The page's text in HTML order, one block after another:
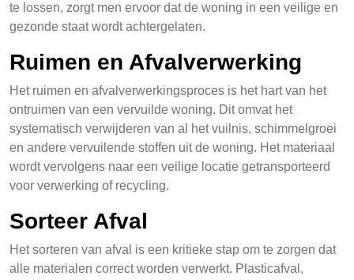
te lossen, zorgt men ervoor dat de woning in een veilige en
gezonde staat wordt achtergelaten.
Ruimen en Afvalverwerking
Het ruimen en afvalverwerkingsproces is het hart van het
ontruimen van een vervuilde woning. Dit omvat het
systematisch verwijderen van al het vuilnis, schimmelgroei
en andere vervuilende stoffen uit de woning. Het materiaal
wordt vervolgens naar een veilige locatie getransporteerd
voor verwerking of recycling.
Sorteer Afval
Het sorteren van afval is een kritieke stap om te zorgen dat
alle materialen correct worden verwerkt. Plasticafval,